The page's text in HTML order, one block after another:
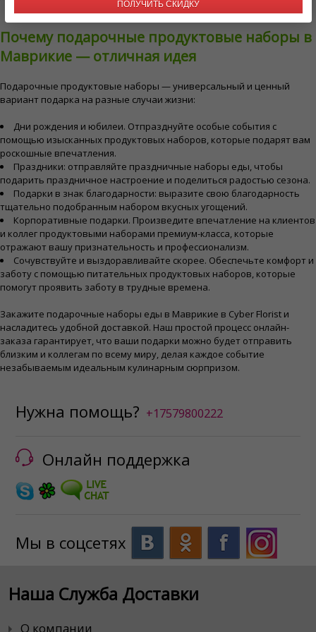
Почему подарочные продуктовые наборы в
Маврикие — отличная идея
Подарочные продуктовые наборы — универсальный и ценный
вариант подарка на разные случаи жизни:
Дни рождения и юбилеи. Отпразднуйте особые события с
помощью изысканных продуктовых наборов, которые подарят вам
роскошные впечатления.
Праздники: отправляйте праздничные наборы еды, чтобы
подарить праздничное настроение и поделиться радостью сезона.
Подарки в знак благодарности: выразите свою благодарность
тщательно подобранным набором вкусных угощений.
Корпоративные подарки. Произведите впечатление на клиентов
и коллег продуктовыми наборами премиум-класса, которые
отражают вашу признательность и профессионализм.
Сочувствуйте и выздоравливайте скорее. Обеспечьте комфорт и
заботу с помощью питательных продуктовых наборов, которые
помогут проявить заботу в трудные времена.
Закажите подарочные наборы еды в Маврикие в Cyber ​​Florist и
насладитесь удобной доставкой. Наш простой процесс онлайн-
заказа гарантирует, что ваши подарки можно будет отправить
близким и коллегам по всему миру, делая каждое событие
незабываемым идеальным кулинарным сюрпризом.
Нужна помощь? +17579800222
Онлайн поддержка
Мы в соцсетях
Наша Служба Доставки
О компании
ПОЛУЧИТЬ СКИДКУ